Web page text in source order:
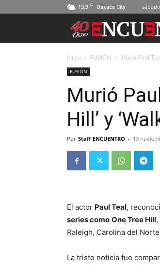
13.9 C Oaxaca City
Inicio FUSIÓN Murió Paul
FUSIÓN
Murió
Hill’ y
Por Staff ENCUENTRO - 19
El actor Paul Teal,
series como One Tree Hill
Raleigh, Carolina del
La triste noticia fue